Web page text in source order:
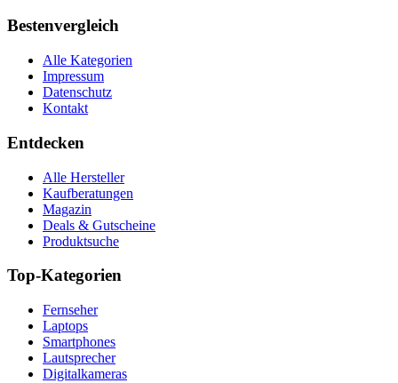
Bestenvergleich
Alle Kategorien
Impressum
Datenschutz
Kontakt
Entdecken
Alle Hersteller
Kaufberatungen
Magazin
Deals & Gutscheine
Produktsuche
Top-Kategorien
Fernseher
Laptops
Smartphones
Lautsprecher
Digitalkameras